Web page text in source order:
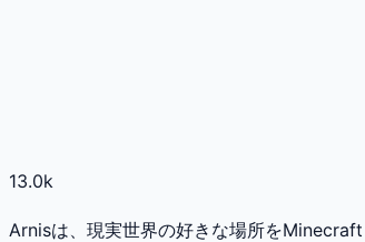
13.0k
Arnisは、現実世界の好きな場所を